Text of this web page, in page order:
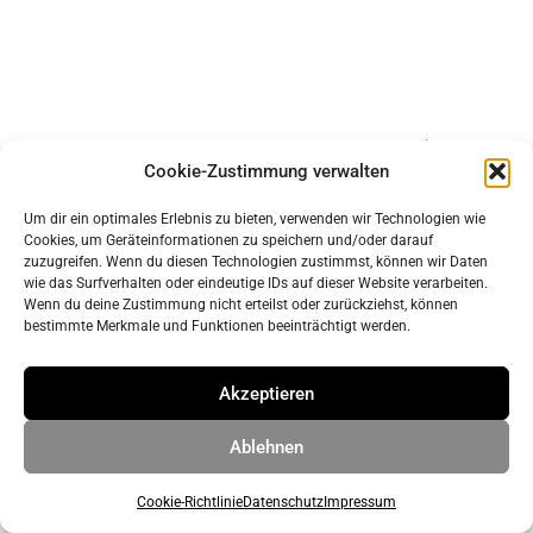
Cookie-Zustimmung verwalten
Um dir ein optimales Erlebnis zu bieten, verwenden wir Technologien wie
Cookies, um Geräteinformationen zu speichern und/oder darauf
zuzugreifen. Wenn du diesen Technologien zustimmst, können wir Daten
wie das Surfverhalten oder eindeutige IDs auf dieser Website verarbeiten.
Wenn du deine Zustimmung nicht erteilst oder zurückziehst, können
bestimmte Merkmale und Funktionen beeinträchtigt werden.
Akzeptieren
Ablehnen
Cookie-RichtlinieDatenschutz Impressum
Impressum
Datenschutz
© 2026 ahrens & grabenhorst architekten stadtplaner Part
GmbB• Erstellt mitGeneratePress